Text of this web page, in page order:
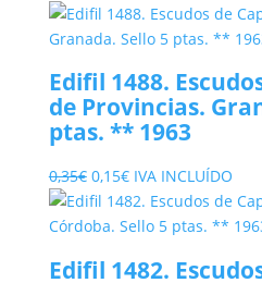
precio
original
0,20€.
precio
actual
0,10€.
Edifil 1488.
de Provincias.
ptas. ** 1963
0,35€ El
precio
original
0,35€.
0,15€El
precio
actual
0,15€.
IVA INCLUÍDO
Edifil 1482.